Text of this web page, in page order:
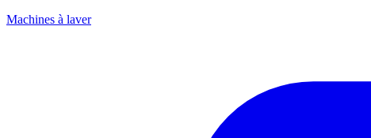
Machines à laver